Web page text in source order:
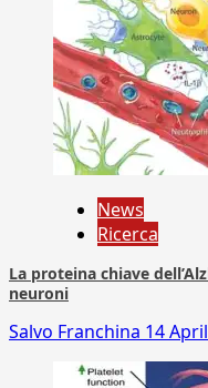
News
Ricerca
La proteina chiave
neuroni
Salvo Franchina 14